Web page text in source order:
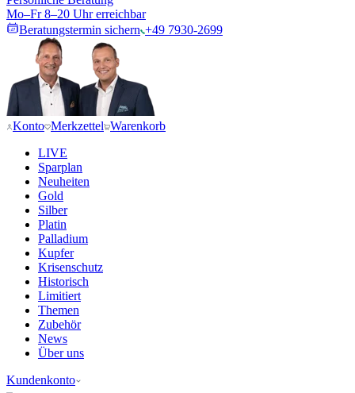
Mo–Fr 8–20 Uhr erreichbar
Beratungstermin sichern +49 7930-2699
Konto Merkzettel Warenkorb
LIVE
Sparplan
Neuheiten
Gold
Silber
Platin
Palladium
Kupfer
Krisenschutz
Historisch
Limitiert
Themen
Zubehör
News
Über uns
Kundenkonto